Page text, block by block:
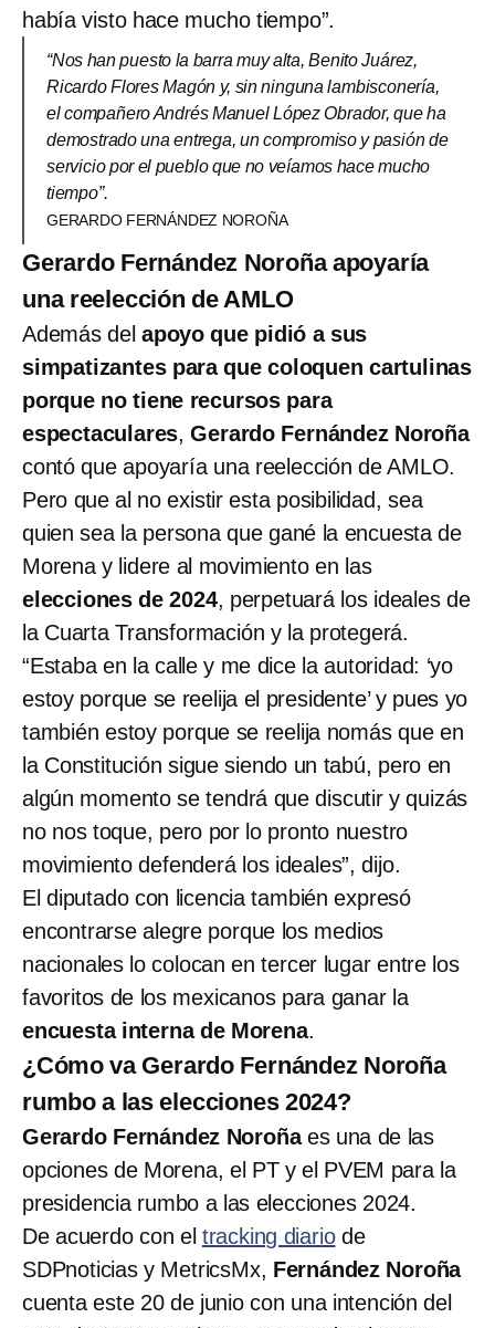
había visto hace mucho tiempo”.
“Nos han puesto la barra muy alta, Benito Juárez,
Ricardo Flores Magón y, sin ninguna lambisconería,
el compañero Andrés Manuel López Obrador, que ha
demostrado una entrega, un compromiso y pasión de
servicio por el pueblo que no veíamos hace mucho
tiempo”.
GERARDO FERNÁNDEZ NOROÑA
Gerardo Fernández Noroña apoyaría
una reelección de AMLO
Además del apoyo que pidió a sus
simpatizantes para que coloquen cartulinas
porque no tiene recursos para
espectaculares, Gerardo Fernández Noroña
contó que apoyaría una reelección de AMLO.
Pero que al no existir esta posibilidad, sea
quien sea la persona que gané la encuesta de
Morena y lidere al movimiento en las
elecciones de 2024, perpetuará los ideales de
la Cuarta Transformación y la protegerá.
“Estaba en la calle y me dice la autoridad: ‘yo
estoy porque se reelija el presidente’ y pues yo
también estoy porque se reelija nomás que en
la Constitución sigue siendo un tabú, pero en
algún momento se tendrá que discutir y quizás
no nos toque, pero por lo pronto nuestro
movimiento defenderá los ideales”, dijo.
El diputado con licencia también expresó
encontrarse alegre porque los medios
nacionales lo colocan en tercer lugar entre los
favoritos de los mexicanos para ganar la
encuesta interna de Morena.
¿Cómo va Gerardo Fernández Noroña
rumbo a las elecciones 2024?
Gerardo Fernández Noroñaes una de las
opciones de Morena, el PT y el PVEM para la
presidencia rumbo a las elecciones 2024.
De acuerdo con el tracking diariode
SDPnoticias y MetricsMx, Fernández Noroña
cuenta este 20 de junio con una intención del